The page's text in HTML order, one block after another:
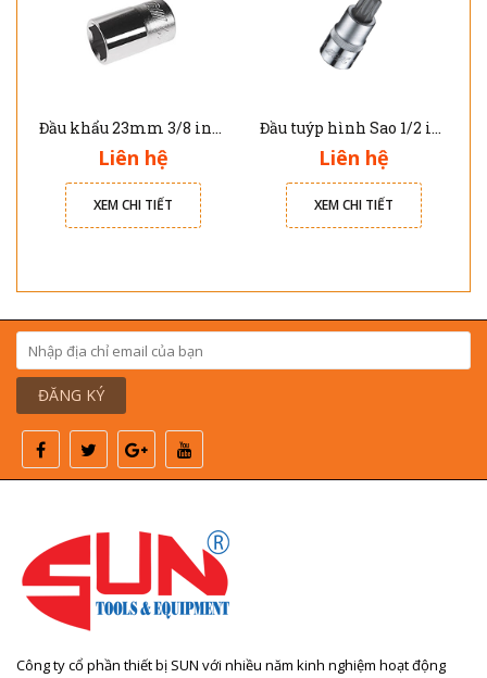
Đầu khẩu 23mm 3/8 inch 6pt JTC-33223
Liên hệ
XEM CHI TIẾT
Đầu tuýp hình Sao 1/2 inch T60 JTC 45560
Liên hệ
XEM CHI TIẾT
ĐĂNG KÝ
Công ty cổ phần thiết bị SUN với nhiều năm kinh nghiệm hoạt động